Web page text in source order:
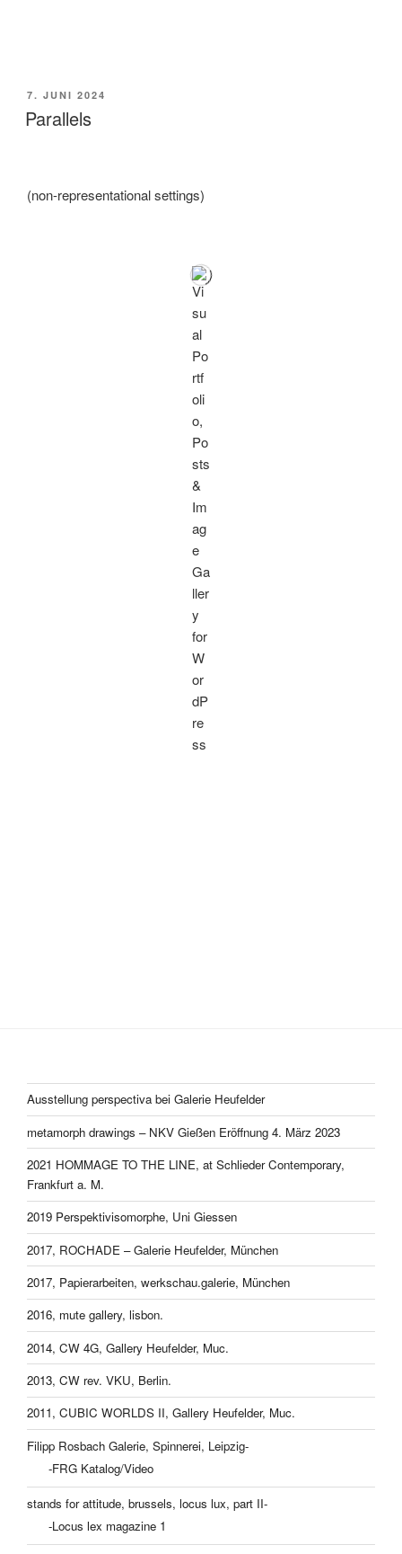
POSTED
ON
7. JUNI 2024
Parallels
(non-representational settings)
Ausstellung perspectiva bei Galerie Heufelder
metamorph drawings – NKV Gießen Eröffnung 4. März 2023
2021 HOMMAGE TO THE LINE, at Schlieder Contemporary,
Frankfurt a. M.
2019 Perspektivisomorphe, Uni Giessen
2017, ROCHADE – Galerie Heufelder, München
2017, Papierarbeiten, werkschau.galerie, München
2016, mute gallery, lisbon.
2014, CW 4G, Gallery Heufelder, Muc.
2013, CW rev. VKU, Berlin.
2011, CUBIC WORLDS II, Gallery Heufelder, Muc.
Filipp Rosbach Galerie, Spinnerei, Leipzig-
-FRG Katalog/Video
stands for attitude, brussels, locus lux, part II-
-Locus lex magazine 1